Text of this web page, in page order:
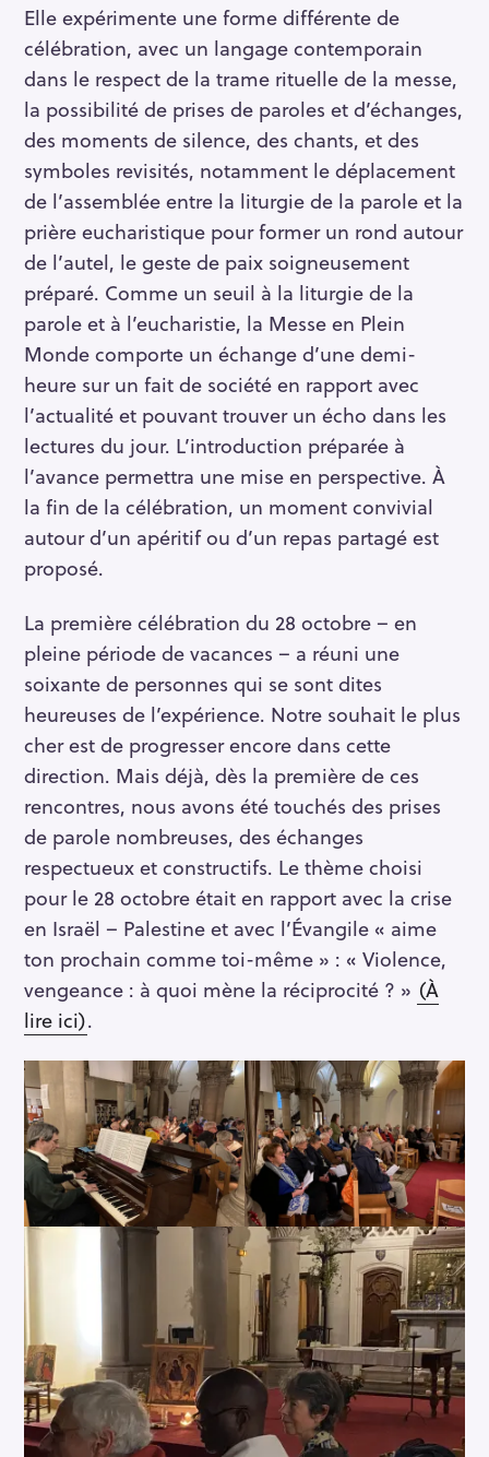
Elle expérimente une forme différente de
célébration, avec un langage contemporain
dans le respect de la trame rituelle de la messe,
la possibilité de prises de paroles et d’échanges,
des moments de silence, des chants, et des
symboles revisités, notamment le déplacement
de l’assemblée entre la liturgie de la parole et la
prière eucharistique pour former un rond autour
de l’autel, le geste de paix soigneusement
préparé. Comme un seuil à la liturgie de la
parole et à l’eucharistie, la Messe en Plein
Monde comporte un échange d’une demi-
heure sur un fait de société en rapport avec
l’actualité et pouvant trouver un écho dans les
lectures du jour. L’introduction préparée à
l’avance permettra une mise en perspective. À
la fin de la célébration, un moment convivial
autour d’un apéritif ou d’un repas partagé est
proposé.
La première célébration du 28 octobre – en
pleine période de vacances – a réuni une
soixante de personnes qui se sont dites
heureuses de l’expérience. Notre souhait le plus
cher est de progresser encore dans cette
direction. Mais déjà, dès la première de ces
rencontres, nous avons été touchés des prises
de parole nombreuses, des échanges
respectueux et constructifs. Le thème choisi
pour le 28 octobre était en rapport avec la crise
en Israël – Palestine et avec l’Évangile « aime
ton prochain comme toi-même » : « Violence,
vengeance : à quoi mène la réciprocité ? » (À
lire ici).